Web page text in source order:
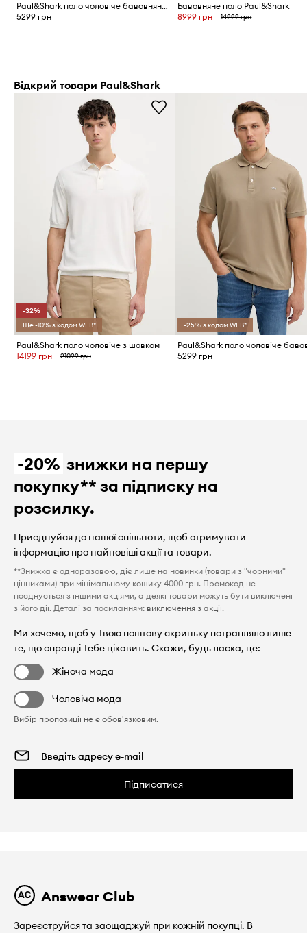
Paul&Shark поло чоловіче бавовняне Knitwear
5299 грн
Бавовняне поло Paul&Shark
8999 грн
14999 грн
Відкрий товари Paul&Shark
-32%
Ще -10% з кодом WEB*
Paul&Shark поло чоловіче з шовком
14199 грн
21099 грн
-25% з кодом WEB*
5299 грн
-20% знижки на першу
покупку** за підписку на
розсилку.
Приєднуйся до нашої спільноти, щоб отримувати
інформацію про найновіші акції та товари.
**Знижка є одноразовою, діє лише на новинки (товари з "чорними"
цінниками) при мінімальному кошику 4000 грн. Промокод не
поєднується з іншими акціями, а деякі товари можуть бути виключені
з його дії. Деталі за посиланням: виключення з акції.
Ми хочемо, щоб у Твою поштову скриньку потрапляло лише
те, що справді Тебе цікавить. Скажи, будь ласка, це:
Жіноча мода
Чоловіча мода
Вибір пропозиції не є обов'язковим.
Підписатися
Answear Club
Зареєструйся та заощаджуй при кожній покупці. В